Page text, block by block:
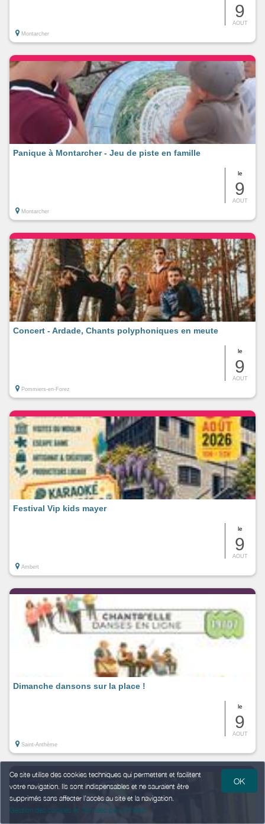
Ce site utilise des cookies techniques qui permettent et facilitent
votre navigation. Ils sont indispensables et ne sauraient être
supprimés sans affecter l’accès au site et la navigation.
Gestion des cookies et données personnelles
OK
9
AOUT
Montarcher
le
9
AOUT
Panique à Montarcher - Jeu de piste en famille
Montarcher
le
9
AOUT
Concert - Ardade, Chants polyphoniques en meute
Pommiers-en-Forez
le
9
AOUT
Festival Vip kids mayer
Ambert
le
9
AOUT
Dimanche dansons sur la place !
Saint-Anthème